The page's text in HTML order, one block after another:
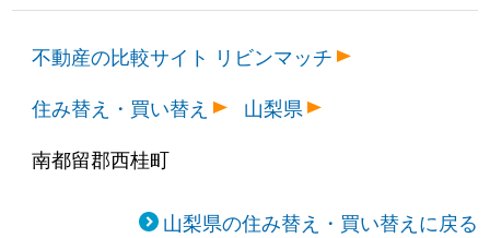
不動産の比較サイト リビンマッチ
住み替え・買い替え
山梨県
南都留郡西桂町
山梨県の住み替え・買い替えに戻る